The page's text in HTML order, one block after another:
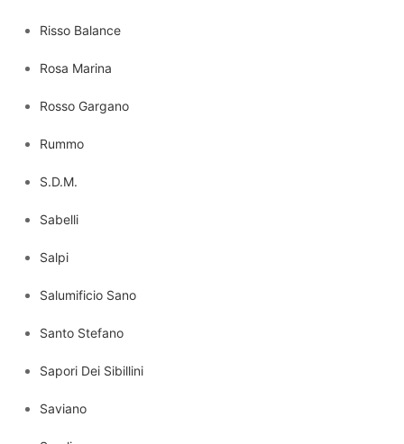
Risso Balance
Rosa Marina
Rosso Gargano
Rummo
S.D.M.
Sabelli
Salpi
Salumificio Sano
Santo Stefano
Sapori Dei Sibillini
Saviano